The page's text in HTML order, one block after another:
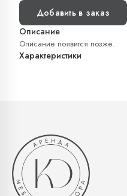
Добавить в заказ
Описание
Описание появится позже.
Характеристики